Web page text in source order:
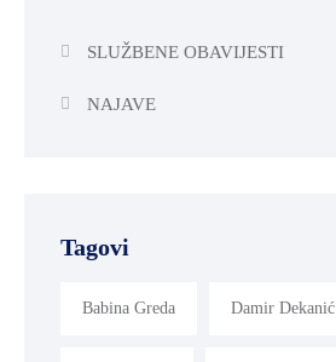
SLUŽBENE OBAVIJESTI
NAJAVE
Tagovi
Babina Greda Damir Dekanić